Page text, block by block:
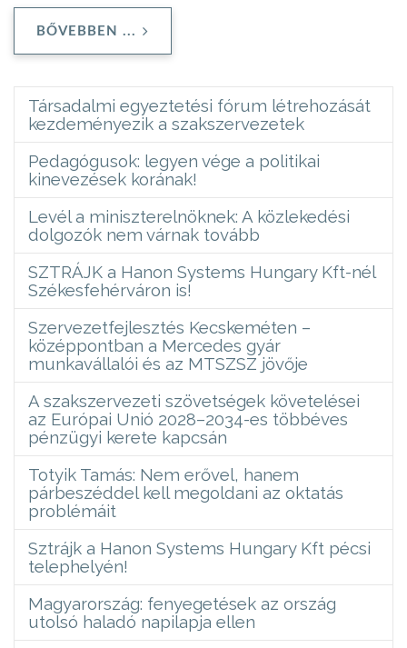
BŐVEBBEN ...
Társadalmi egyeztetési fórum létrehozását
kezdeményezik a szakszervezetek
Pedagógusok: legyen vége a politikai
kinevezések korának!
Levél a miniszterelnöknek: A közlekedési
dolgozók nem várnak tovább
SZTRÁJK a Hanon Systems Hungary Kft-nél
Székesfehérváron is!
Szervezetfejlesztés Kecskeméten –
középpontban a Mercedes gyár
munkavállalói és az MTSZSZ jövője
A szakszervezeti szövetségek követelései
az Európai Unió 2028–2034-es többéves
pénzügyi kerete kapcsán
Totyik Tamás: Nem erővel, hanem
párbeszéddel kell megoldani az oktatás
problémáit
Sztrájk a Hanon Systems Hungary Kft pécsi
telephelyén!
Magyarország: fenyegetések az ország
utolsó haladó napilapja ellen